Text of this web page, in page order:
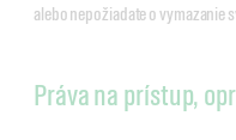
alebo nepožiadate o vymazanie
Práva na prístup,